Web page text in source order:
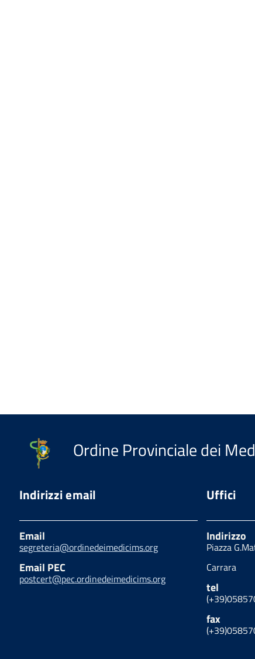
Ordine Provinciale dei
Indirizzi email
Email
segreteria@ordinedeimedicims.org
Email PEC
postcert@pec.ordinedeimedicims.org
Uffici
Indirizzo
Piazza
Carrara
tel
fax